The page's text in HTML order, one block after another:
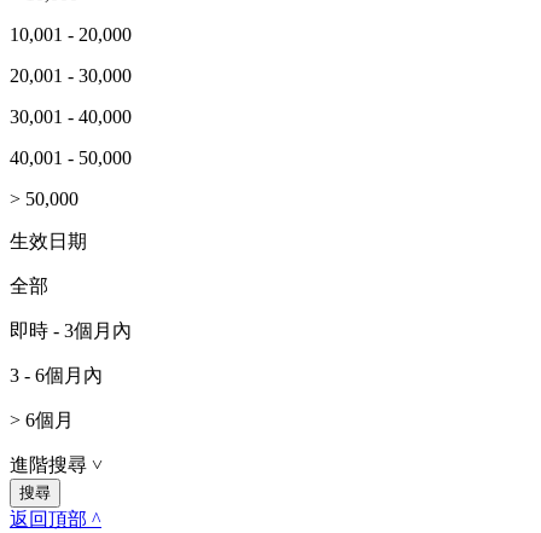
10,001 - 20,000
20,001 - 30,000
30,001 - 40,000
40,001 - 50,000
> 50,000
生效日期
全部
即時 - 3個月內
3 - 6個月內
> 6個月
進階搜尋 ˅
返回頂部 ^